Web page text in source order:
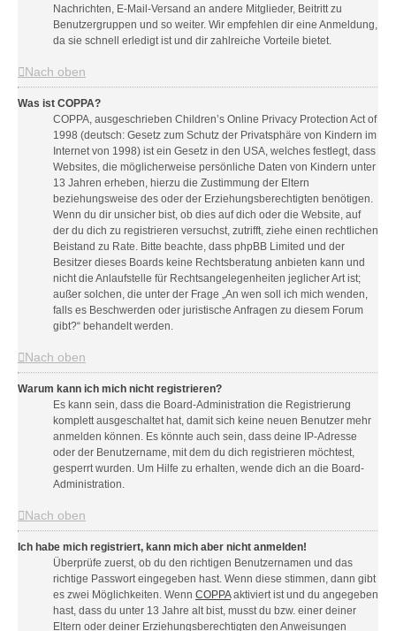
Nachrichten, E-Mail-Versand an andere Mitglieder, Beitritt zu
Benutzergruppen und so weiter. Wir empfehlen dir eine Anmeldung,
da sie schnell erledigt ist und dir zahlreiche Vorteile bietet.
Nach oben
Was ist COPPA?
COPPA, ausgeschrieben Children’s Online Privacy Protection Act of
1998 (deutsch: Gesetz zum Schutz der Privatsphäre von Kindern im
Internet von 1998) ist ein Gesetz in den USA, welches festlegt, dass
Websites, die möglicherweise persönliche Daten von Kindern unter
13 Jahren erheben, hierzu die Zustimmung der Eltern
beziehungsweise des oder der Erziehungsberechtigten benötigen.
Wenn du dir unsicher bist, ob dies auf dich oder die Website, auf
der du dich zu registrieren versuchst, zutrifft, ziehe einen rechtlichen
Beistand zu Rate. Bitte beachte, dass phpBB Limited und der
Besitzer dieses Boards keine Rechtsberatung anbieten kann und
nicht die Anlaufstelle für Rechtsangelegenheiten jeglicher Art ist;
außer solchen, die unter der Frage „An wen soll ich mich wenden,
falls es Beschwerden oder juristische Anfragen zu diesem Forum
gibt?“ behandelt werden.
Nach oben
Warum kann ich mich nicht registrieren?
Es kann sein, dass die Board-Administration die Registrierung
komplett ausgeschaltet hat, damit sich keine neuen Benutzer mehr
anmelden können. Es könnte auch sein, dass deine IP-Adresse
oder der Benutzername, mit dem du dich registrieren möchtest,
gesperrt wurden. Um Hilfe zu erhalten, wende dich an die Board-
Administration.
Nach oben
Ich habe mich registriert, kann mich aber nicht anmelden!
Überprüfe zuerst, ob du den richtigen Benutzernamen und das
richtige Passwort eingegeben hast. Wenn diese stimmen, dann gibt
es zwei Möglichkeiten. Wenn COPPAaktiviert ist und du angegeben
hast, dass du unter 13 Jahre alt bist, musst du bzw. einer deiner
Eltern oder deiner Erziehungsberechtigten den Anweisungen